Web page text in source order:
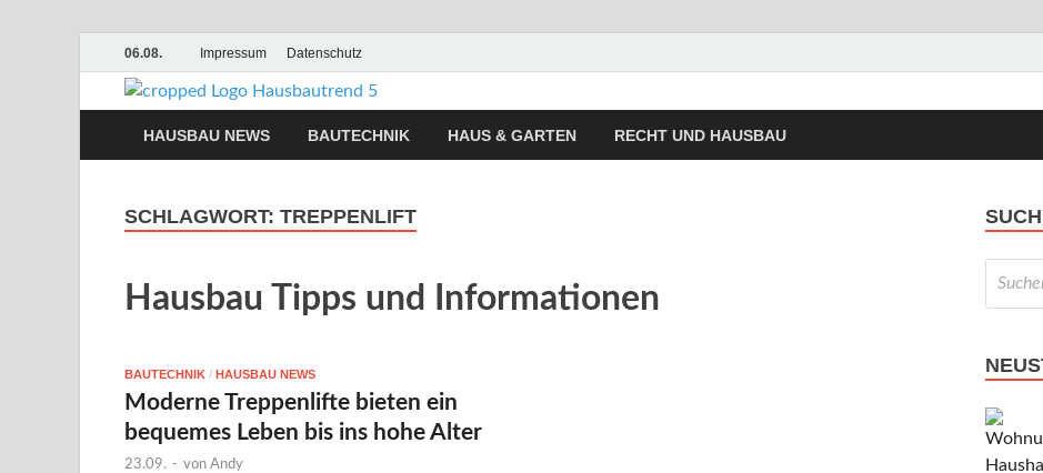
06.08. Impressum Datenschutz
Hausbautrend Hausbau Trends
Hausbau, Modernisierung, Energietechnik, Haustechnik
HAUSBAU NEWS BAUTECHNIK HAUS & GARTEN RECHT UND HAUSBAU
SCHLAGWORT: TREPPENLIFT
Hausbau Tipps und Informationen
BAUTECHNIK / HAUSBAU NEWS
Moderne Treppenlifte bieten ein
bequemes Leben bis ins hohe Alter
23.09. - von Andy